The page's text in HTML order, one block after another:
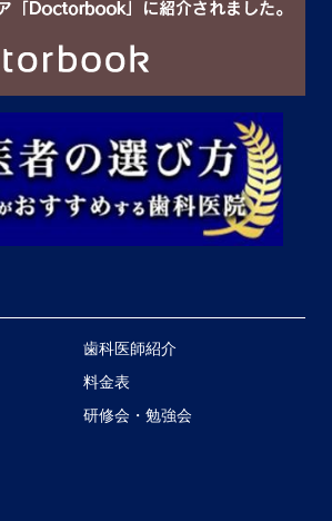
歯科医師紹介
料金表
研修会・勉強会